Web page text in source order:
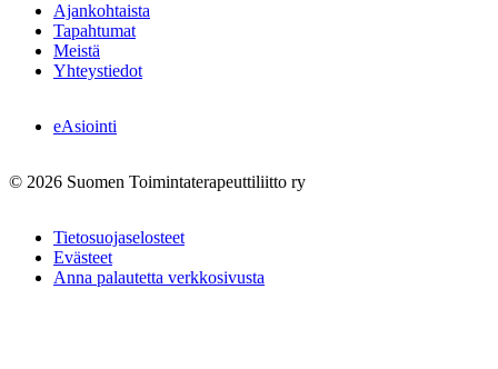
Ajankohtaista
Tapahtumat
Meistä
Yhteystiedot
eAsiointi
© 2026 Suomen Toimintaterapeuttiliitto ry
Tietosuojaselosteet
Evästeet
Anna palautetta verkkosivusta